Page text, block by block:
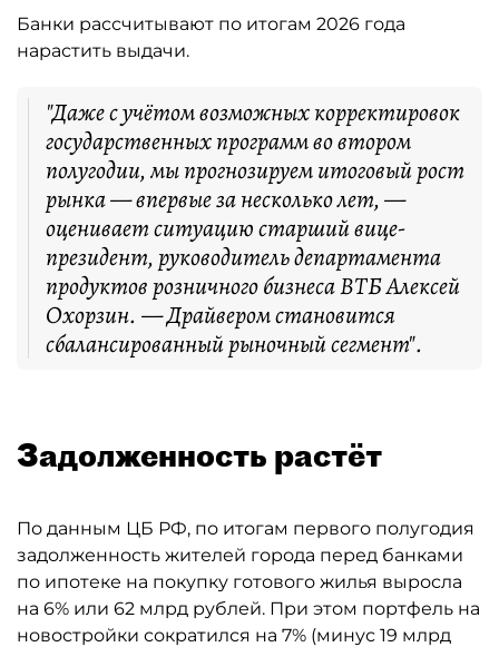
Банки рассчитывают по итогам 2026 года
нарастить выдачи.
"Даже с учётом возможных корректировок
государственных программ во втором
полугодии, мы прогнозируем итоговый рост
рынка — впервые за несколько лет, —
оценивает ситуацию старший вице-
президент, руководитель департамента
продуктов розничного бизнеса ВТБ Алексей
Охорзин. — Драйвером становится
сбалансированный рыночный сегмент".
Задолженность растёт
По данным ЦБ РФ, по итогам первого полугодия
задолженность жителей города перед банками
по ипотеке на покупку готового жилья выросла
на 6% или 62 млрд рублей. При этом портфель на
новостройки сократился на 7% (минус 19 млрд